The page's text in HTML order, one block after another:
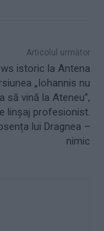
Articolul următor
istoric la Antena
„Iohannis nu
să vină la Ateneu”,
linșaj profesionist.
lui Dragnea –
nimic